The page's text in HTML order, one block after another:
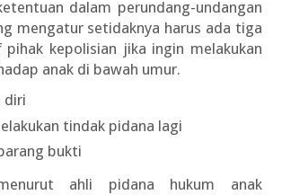
dalam perundang-undangan
mengatur setidaknya harus ada tiga
kepolisian jika ingin melakukan
anak di bawah umur.
diri
tindak pidana lagi
bukti
ahli pidana hukum anak